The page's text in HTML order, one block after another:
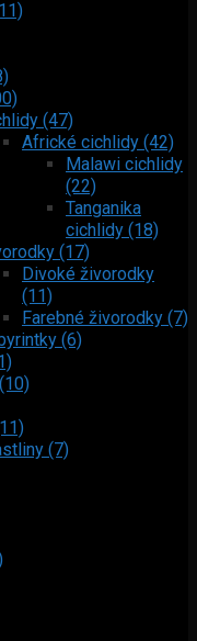
(47)
Africké cichlidy (42)
Malawi cichlidy
(22)
Tanganika
cichlidy (18)
(17)
Divoké živorodky
(11)
Farebné živorodky (7)
(6)
(7)